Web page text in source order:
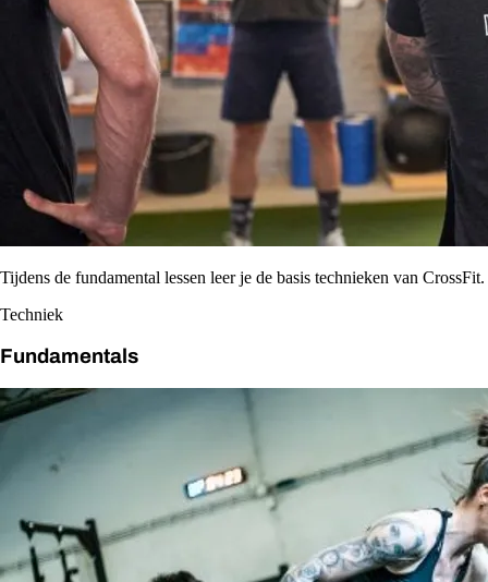
Tijdens de fundamental lessen leer je de basis technieken van CrossFit.
Techniek
Fundamentals